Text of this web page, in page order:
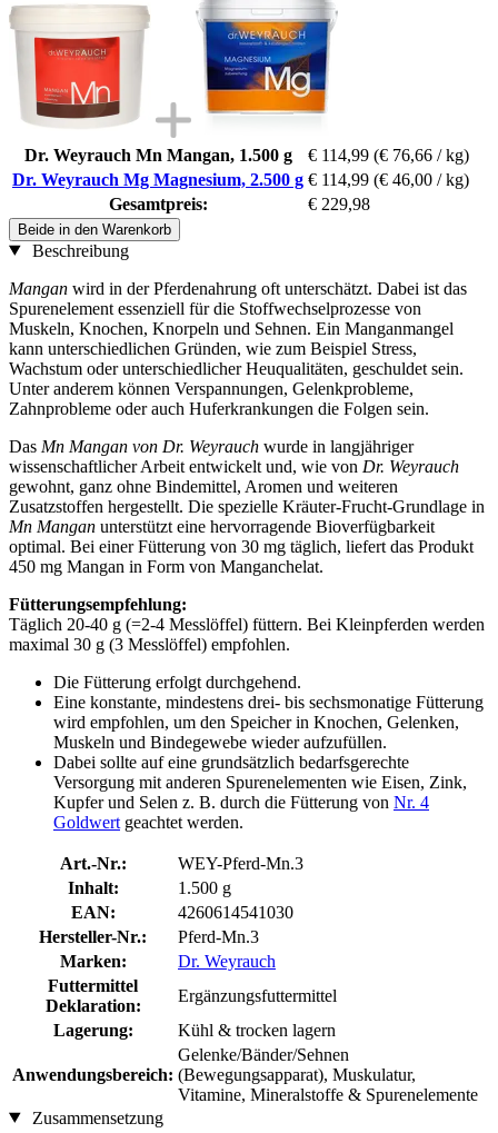
Dr. Weyrauch Mn Mangan, 1.500 g € 114,99 (€ 76,66 / kg)
Dr. Weyrauch Mg Magnesium, 2.500 g € 114,99 (€ 46,00 / kg)
Gesamtpreis:
€ 229,98
Beide in den Warenkorb
Beschreibung
Mangan wird in der Pferdenahrung oft unterschätzt. Dabei ist das
Spurenelement essenziell für die Stoffwechselprozesse von
Muskeln, Knochen, Knorpeln und Sehnen. Ein Manganmangel
kann unterschiedlichen Gründen, wie zum Beispiel Stress,
Wachstum oder unterschiedlicher Heuqualitäten, geschuldet sein.
Unter anderem können Verspannungen, Gelenkprobleme,
Zahnprobleme oder auch Huferkrankungen die Folgen sein.
Das Mn Mangan von Dr. Weyrauch wurde in langjähriger
wissenschaftlicher Arbeit entwickelt und, wie von Dr. Weyrauch
gewohnt, ganz ohne Bindemittel, Aromen und weiteren
Zusatzstoffen hergestellt. Die spezielle Kräuter-Frucht-Grundlage in
Mn Mangan unterstützt eine hervorragende Bioverfügbarkeit
optimal. Bei einer Fütterung von 30 mg täglich, liefert das Produkt
450 mg Mangan in Form von Manganchelat.
Fütterungsempfehlung:
Täglich 20-40 g (=2-4 Messlöffel) füttern. Bei Kleinpferden werden
maximal 30 g (3 Messlöffel) empfohlen.
Die Fütterung erfolgt durchgehend.
Eine konstante, mindestens drei- bis sechsmonatige Fütterung
wird empfohlen, um den Speicher in Knochen, Gelenken,
Muskeln und Bindegewebe wieder aufzufüllen.
Dabei sollte auf eine grundsätzlich bedarfsgerechte
Versorgung mit anderen Spurenelementen wie Eisen, Zink,
Kupfer und Selen z. B. durch die Fütterung von Nr. 4
Goldwert geachtet werden.
Art.-Nr.:
WEY-Pferd-Mn.3
Inhalt:
1.500 g
EAN:
4260614541030
Hersteller-Nr.:
Pferd-Mn.3
Marken:
Dr. Weyrauch
Futtermittel
Deklaration:
Ergänzungsfuttermittel
Lagerung:
Kühl & trocken lagern
Anwendungsbereich:
Gelenke/Bänder/Sehnen
(Bewegungsapparat), Muskulatur,
Vitamine, Mineralstoffe & Spurenelemente
Zusammensetzung